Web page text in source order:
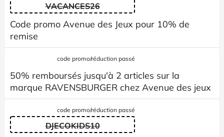
VACANCES26
Code promo Avenue des Jeux pour 10% de
remise
code promo/réduction passé
50% remboursés jusqu'à 2 articles sur la
marque RAVENSBURGER chez Avenue des jeux
code promo/réduction passé
DJECOKIDS10